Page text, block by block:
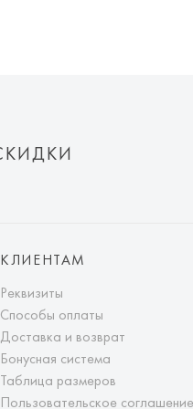
КЛИЕНТАМ
Реквизиты
Способы оплаты
Доставка и возврат
Бонусная система
Таблица размеров
Пользовательское соглашение